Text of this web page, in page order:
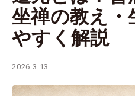
坐禅の教え・
やすく解説
2026.3.13